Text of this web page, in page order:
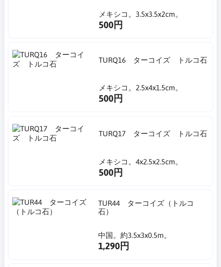
メキシコ。3.5x3.5x2cm。
500円
TURQ16 ターコイズ トルコ石
メキシコ。2.5x4x1.5cm。
500円
TURQ17 ターコイズ トルコ石
メキシコ。4x2.5x2.5cm。
500円
TUR44 ターコイズ（トルコ
石）
中国。約3.5x3x0.5m。
1,290円